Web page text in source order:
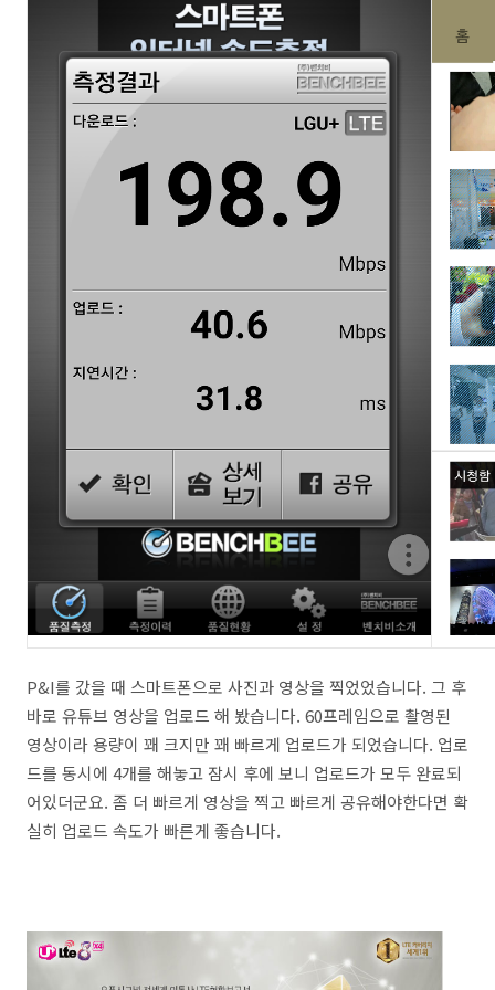
P&I를 갔을 때 스마트폰으로 사진과 영상을 찍었었습니다. 그 후
바로 유튜브 영상을 업로드 해 봤습니다. 60프레임으로 촬영된
영상이라 용량이 꽤 크지만 꽤 빠르게 업로드가 되었습니다. 업로
드를 동시에 4개를 해놓고 잠시 후에 보니 업로드가 모두 완료되
어있더군요. 좀 더 빠르게 영상을 찍고 빠르게 공유해야한다면 확
실히 업로드 속도가 빠른게 좋습니다.